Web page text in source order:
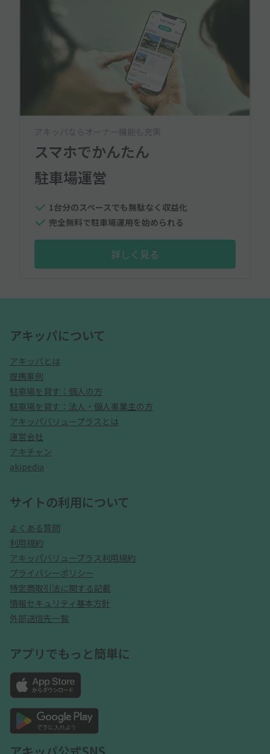
アキッパならオーナー機能も充実
スマホでかんたん
駐車場運営
1台分のスペースでも無駄なく収益化
完全無料で駐車場運用を始められる
詳しく見る
アキッパについて
アキッパとは
提携事例
駐車場を貸す：個人の方
駐車場を貸す：法人・個人事業主の方
アキッパバリュープラスとは
運営会社
アキチャン
akipedia
サイトの利用について
よくある質問
利用規約
アキッパバリュープラス利用規約
プライバシーポリシー
特定商取引法に関する記載
情報セキュリティ基本方針
外部送信先一覧
アプリでもっと簡単に